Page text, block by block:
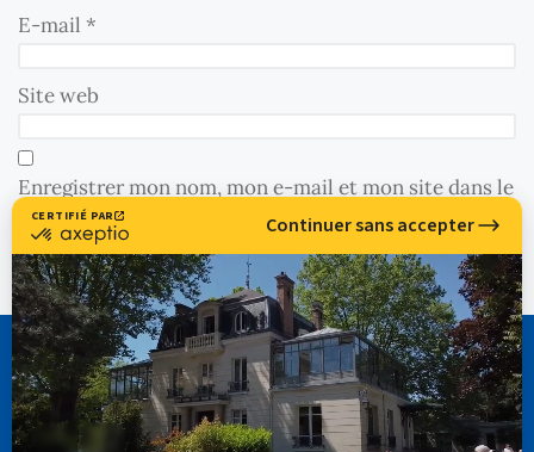
E-mail *
Site web
Enregistrer mon nom, mon e-mail et mon site dans le
navigateur pour mon prochain commentaire.
CASSIOPÉE FORMATION